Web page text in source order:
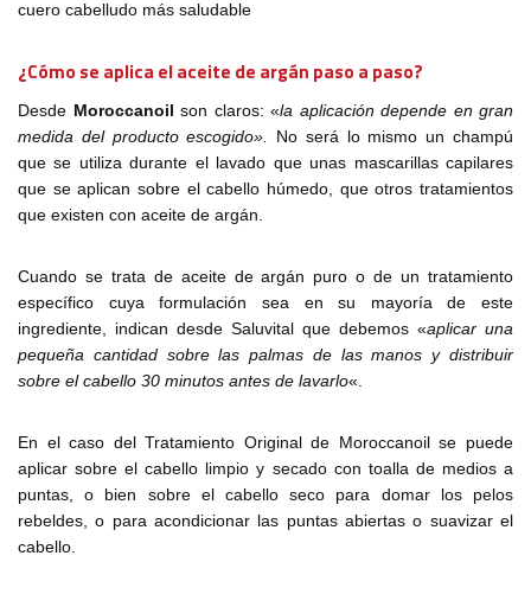
cuero cabelludo más saludable
¿Cómo se aplica el aceite de argán paso a paso?
Desde Moroccanoil son claros: «la aplicación depende en gran
medida del producto escogido». No será lo mismo un champú
que se utiliza durante el lavado que unas mascarillas capilares
que se aplican sobre el cabello húmedo, que otros tratamientos
que existen con aceite de argán.
Cuando se trata de aceite de argán puro o de un tratamiento
específico cuya formulación sea en su mayoría de este
ingrediente, indican desde Saluvital que debemos «aplicar una
pequeña cantidad sobre las palmas de las manos y distribuir
sobre el cabello 30 minutos antes de lavarlo«.
En el caso del Tratamiento Original de Moroccanoil se puede
aplicar sobre el cabello limpio y secado con toalla de medios a
puntas, o bien sobre el cabello seco para domar los pelos
rebeldes, o para acondicionar las puntas abiertas o suavizar el
cabello.